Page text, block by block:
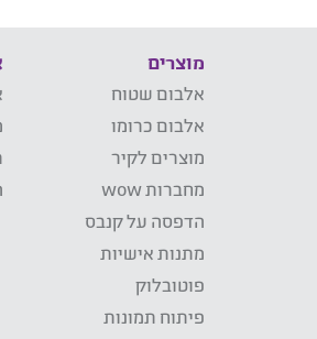
מוצרים
אלבום שטוח
אלבום כרומו
מוצרים לקיר
מחברות wow
הדפסה על קנבס
מתנות אישיות
פוטובלוק
פיתוח תמונות